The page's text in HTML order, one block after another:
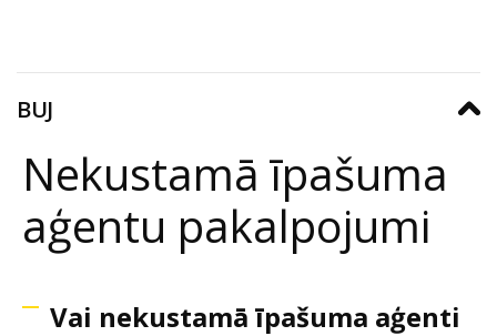
BUJ
Nekustamā īpašuma
aģentu pakalpojumi
Vai nekustamā īpašuma aģenti